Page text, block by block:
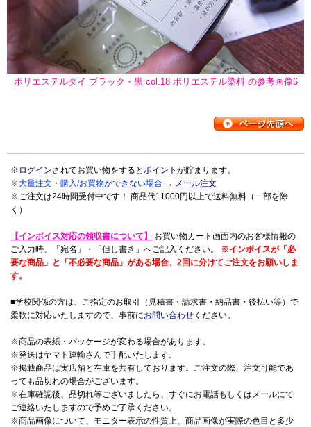
ポリエステルダイ ブラック・黒 col.18 ポリエステル染料 の参考画像6
※ ログインされてお買い物をするとポイント が貯まります。
※大量注文・購入/お買物ができない場合 → メール注文
※ご注文は24時間受付中です！ 商品代11000円以上で送料無料（一部を除
く）
【インボイス対応の領収書について】
お買い物カート画面内のお客様情報の
ご入力時、「宛名」・「但し書き」へご記入ください。 ※インボイスが「必
要な商品」と「不必要な商品」がある場合、2回に分けてご注文をお願いしま
す。
■学校関係の方は、ご指定のお取引（見積書・請求書・納品書・後払い等）で
柔軟に対応いたしますので、事前にお問い合わせ ください。
※商品の表紙・パッケージが変わる場合があります。
※発送はヤマト運輸さんで手配いたします。
※掲載商品は実店舗と在庫を共有しております。ご注文の際、注文可能であ
っても品切れの場合がございます。
※在庫確認後、品切れ等ございましたら、すぐにお電話もしくはメールにて
ご連絡いたしますので予めご了承ください。
※商品画像について、モニター表示の性質上、商品画像が実際の色目と多少